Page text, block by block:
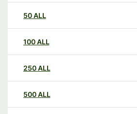
50ALL
100ALL
250ALL
500ALL